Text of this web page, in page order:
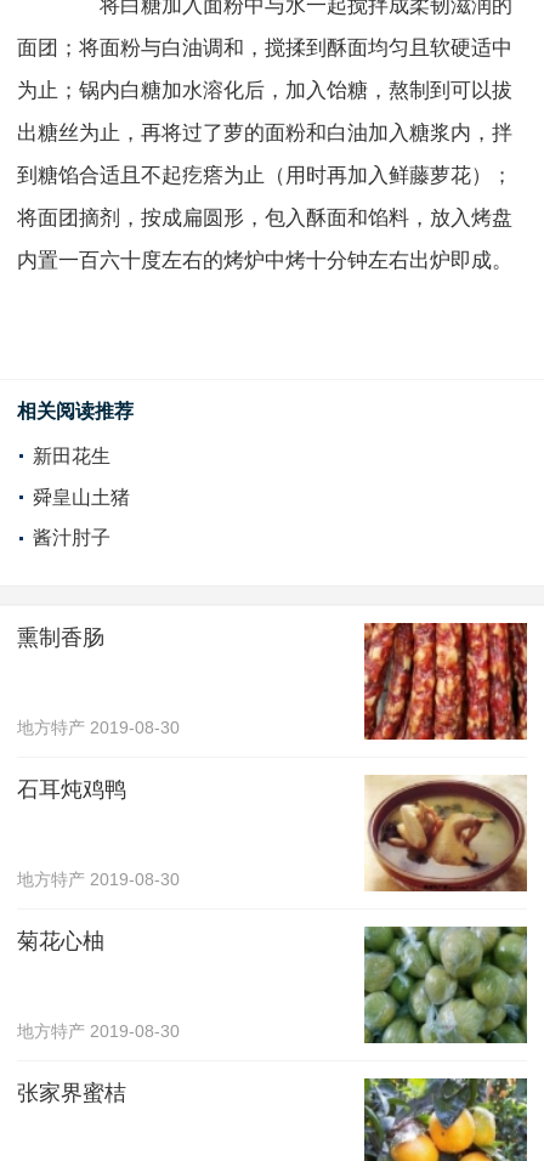
将白糖加入面粉中与水一起搅拌成柔韧滋润的
面团；将面粉与白油调和，搅揉到酥面均匀且软硬适中
为止；锅内白糖加水溶化后，加入饴糖，熬制到可以拔
出糖丝为止，再将过了萝的面粉和白油加入糖浆内，拌
到糖馅合适且不起疙瘩为止（用时再加入鲜藤萝花）；
将面团摘剂，按成扁圆形，包入酥面和馅料，放入烤盘
内置一百六十度左右的烤炉中烤十分钟左右出炉即成。
相关阅读推荐
新田花生
舜皇山土猪
酱汁肘子
熏制香肠
地方特产 2019-08-30
石耳炖鸡鸭
地方特产 2019-08-30
菊花心柚
地方特产 2019-08-30
张家界蜜桔